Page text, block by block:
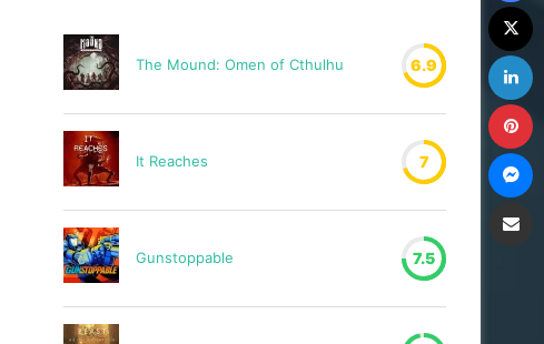
The Mound: Omen of Cthulhu 6.9
It Reaches 7
Gunstoppable 7.5